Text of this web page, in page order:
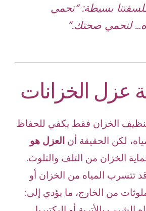
بسيطة: “نحمي
لنحمي صحتك.”
عزل الخزانات
الخزان فقط يكفي للحفاظ
لكن الحقيقة أنالعزل هو
الخزان من التلف والتلوث.
تتسرب المياه من الخزان أو
من الخارج، ما يؤدي إلى: